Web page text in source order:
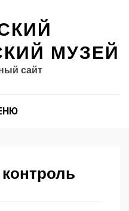
МУЗЕЙ
сайт